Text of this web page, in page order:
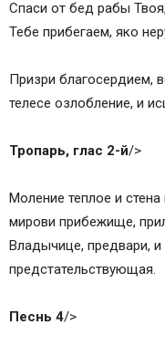
Спаси от бед рабы
Тебе прибегaем, яко
Призри благосердием,
телесе озлобление, и
Тропарь, глас 2-й/>
Моление теплое и
мирови прибежище,
Владычице, предвари,
предстaтельствующая.
Песнь 4/>